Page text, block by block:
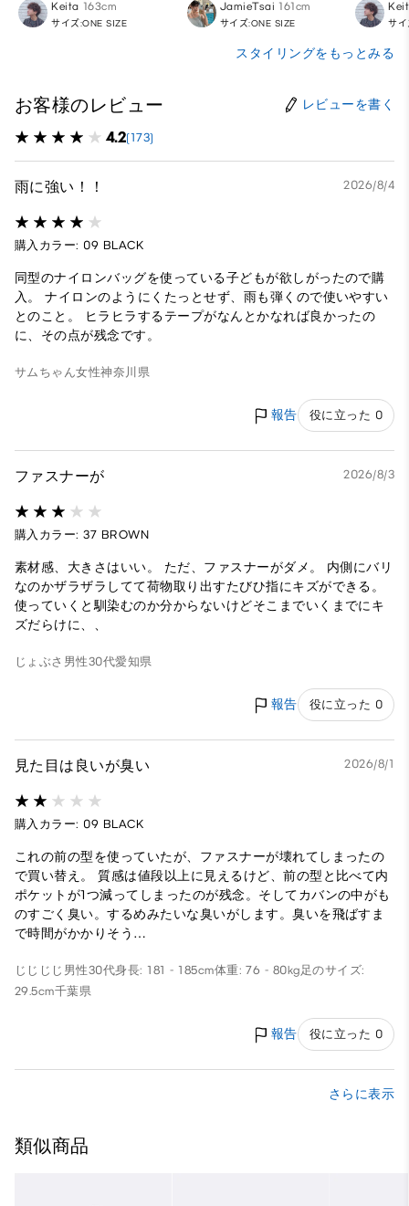
Keita 163cm
サイズ:ONE SIZE
JamieTsai 161cm
サイズ:ONE SIZE サ
スタイリングをもっとみる
お客様のレビュー レビューを書く
4.2(173)
雨に強い！！ 2026/8/4
購入カラー: 09 BLACK
同型のナイロンバッグを使っている子どもが欲しがったので購
入。 ナイロンのようにくたっとせず、雨も弾くので使いやすい
とのこと。 ヒラヒラするテープがなんとかなれば良かったの
に、その点が残念です。
サムちゃん女性神奈川県
報告 役に立った 0
ファスナーが 2026/8/3
購入カラー: 37 BROWN
素材感、大きさはいい。 ただ、ファスナーがダメ。 内側にバリ
なのかザラザラしてて荷物取り出すたびひ指にキズができる。
使っていくと馴染むのか分からないけどそこまでいくまでにキ
ズだらけに、、
じょぶさ 男性30代愛知県
報告 役に立った 0
見た目は良いが臭い 2026/8/1
購入カラー: 09 BLACK
これの前の型を使っていたが、ファスナーが壊れてしまったの
で買い替え。 質感は値段以上に見えるけど、前の型と比べて内
ポケットが1つ減ってしまったのが残念。そしてカバンの中がも
のすごく臭い。するめみたいな臭いがします。臭いを飛ばすま
で時間がかかりそう…
じじじじ 男性30代身長: 181 - 185cm体重: 76 - 80kg 足のサイズ:
29.5cm千葉県
報告 役に立った 0
さらに表示
類似商品